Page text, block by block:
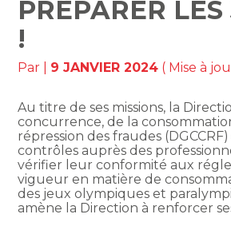
PRÉPARER
!
Par 9 JANVIER 2024 ( Mise à
Au titre de ses missions, la
concurrence, de la
répression des fraudes
contrôles auprès des
vérifier leur conformité aux
vigueur en matière de
des jeux olympiques et
amène la Direction à renforcer